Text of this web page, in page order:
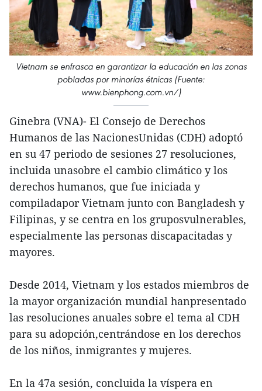
Vietnam se enfrasca en garantizar la educación en las zonas
pobladas por minorías étnicas (Fuente:
www.bienphong.com.vn/)
Ginebra (VNA)- El Consejo de Derechos
Humanos de las NacionesUnidas (CDH) adoptó
en su 47 periodo de sesiones 27 resoluciones,
incluida unasobre el cambio climático y los
derechos humanos, que fue iniciada y
compiladapor Vietnam junto con Bangladesh y
Filipinas, y se centra en los gruposvulnerables,
especialmente las personas discapacitadas y
mayores.
Desde 2014, Vietnam y los estados miembros de
la mayor organización mundial hanpresentado
las resoluciones anuales sobre el tema al CDH
para su adopción,centrándose en los derechos
de los niños, inmigrantes y mujeres.
En la 47a sesión, concluida la víspera en